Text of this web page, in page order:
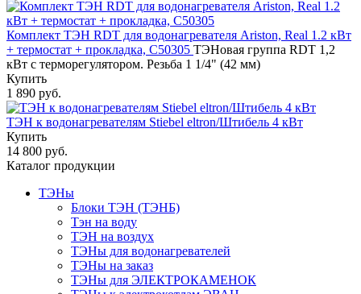
Комплект ТЭН RDT для водонагревателя Ariston, Real 1.2 кВт
+ термостат + прокладка, C50305 ТЭНовая группа RDT 1,2
кВт с терморегулятором. Резьба 1 1/4" (42 мм)
Купить
1 890 руб.
ТЭН к водонагревателям Stiebel eltron/Штибель 4 кВт
Купить
14 800 руб.
Каталог продукции
ТЭНы
Блоки ТЭН (ТЭНБ)
Тэн на воду
ТЭН на воздух
ТЭНы для водонагревателей
ТЭНы на заказ
ТЭНы для ЭЛЕКТРОКАМЕНОК